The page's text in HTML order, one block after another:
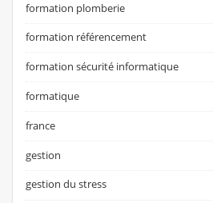
formation plomberie
formation référencement
formation sécurité informatique
formatique
france
gestion
gestion du stress